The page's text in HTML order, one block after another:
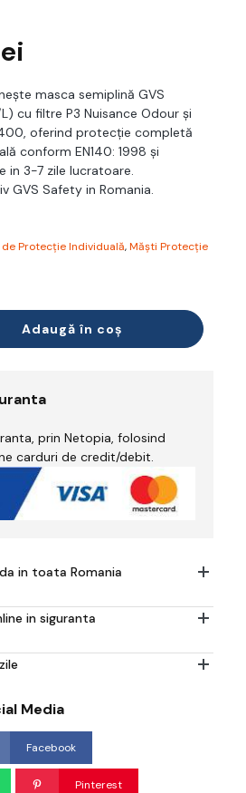
masca semiplină GVS
cu filtre P3 Nuisance Odour și
oferind protecție completă
conform EN140: 1998 și
in 3-7 zile lucratoare.
GVS Safety in Romania.
Protecție Individuală,Măști Protecție
Adaugă în coș
prin Netopia, folosind
carduri de credit/debit.
in toata Romania
in siguranta
Media
Facebook
Pinterest